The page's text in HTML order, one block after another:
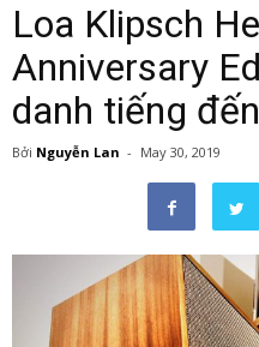
Loa Klipsch
Anniversary
danh tiếng
Bởi Nguyễn Lan - May 30, 2019